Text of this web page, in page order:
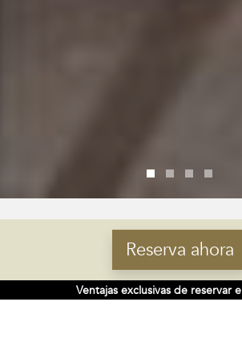
Reserva ahora
Ventajas exclusivas de reservar